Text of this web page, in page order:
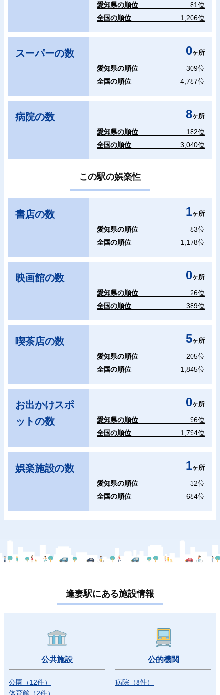
愛知県の順位
81位
全国の順位
1,206位
スーパーの数 0ヶ所
愛知県の順位
309位
全国の順位
4,787位
病院の数 8ヶ所
愛知県の順位
182位
全国の順位
3,040位
この駅の娯楽性
書店の数 1ヶ所
愛知県の順位
83位
全国の順位
1,178位
映画館の数 0ヶ所
愛知県の順位
26位
全国の順位
389位
喫茶店の数 5ヶ所
愛知県の順位
205位
全国の順位
1,845位
お出かけスポ
ットの数
0ヶ所
愛知県の順位
96位
全国の順位
1,794位
娯楽施設の数 1ヶ所
愛知県の順位
32位
全国の順位
684位
逢妻駅にある施設情報
公共施設
公園 （12件）
体育館 （2件）
公的機関
病院 （8件）